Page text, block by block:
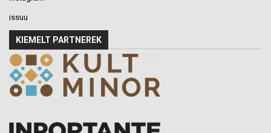
issuu
KIEMELT PARTNEREK